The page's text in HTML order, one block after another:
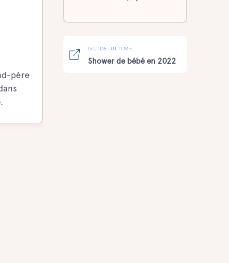
père
GUIDE ULTIME
Shower de bébé en 2022